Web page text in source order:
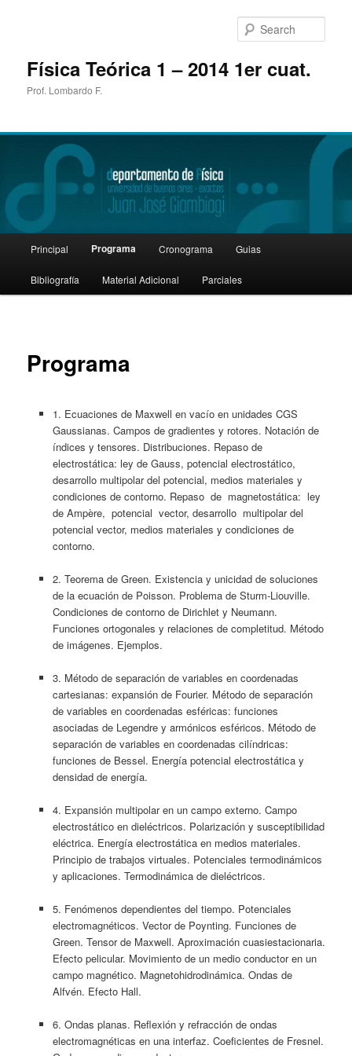
Física Teórica 1 – 2014 1er cuat.
Prof. Lombardo F.
Skip
to
Principal Programa Cronograma Guias
Bibliografía Material Adicional Parciales
Programa
1. Ecuaciones de Maxwell en vacío en unidades CGS
Gaussianas. Campos de gradientes y rotores. Notación de
índices y tensores. Distribuciones. Repaso de
electrostática: ley de Gauss, potencial electrostático,
desarrollo multipolar del potencial, medios materiales y
condiciones de contorno. Repaso de magnetostática: ley
de Ampère, potencial vector, desarrollo multipolar del
potencial vector, medios materiales y condiciones de
contorno.
2. Teorema de Green. Existencia y unicidad de soluciones
de la ecuación de Poisson. Problema de Sturm­-Liouville.
Condiciones de contorno de Dirichlet y Neumann.
Funciones ortogonales y relaciones de completitud. Método
de imágenes. Ejemplos.
3. Método de separación de variables en coordenadas
cartesianas: expansión de Fourier. Método de separación
de variables en coordenadas esféricas: funciones
asociadas de Legendre y armónicos esféricos. Método de
separación de variables en coordenadas cilíndricas:
funciones de Bessel. Energía potencial electrostática y
densidad de energía.
4. Expansión multipolar en un campo externo. Campo
electrostático en dieléctricos. Polarización y susceptibilidad
eléctrica. Energía electrostática en medios materiales.
Principio de trabajos virtuales. Potenciales termodinámicos
y aplicaciones. Termodinámica de dieléctricos.
5. Fenómenos dependientes del tiempo. Potenciales
electromagnéticos. Vector de Poynting. Funciones de
Green. Tensor de Maxwell. Aproximación cuasiestacionaria.
Efecto pelicular. Movimiento de un medio conductor en un
campo magnético. Magnetohidrodinámica. Ondas de
Alfvén. Efecto Hall.
6. Ondas planas. Reflexión y refracción de ondas
electromagnéticas en una interfaz. Coeficientes de Fresnel.